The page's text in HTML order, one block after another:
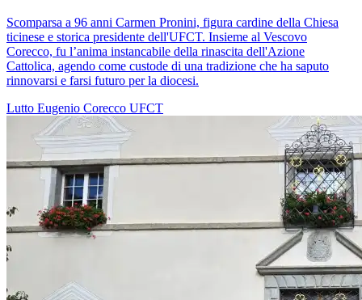
Scomparsa a 96 anni Carmen Pronini, figura cardine della Chiesa
ticinese e storica presidente dell'UFCT. Insieme al Vescovo
Corecco, fu l’anima instancabile della rinascita dell'Azione
Cattolica, agendo come custode di una tradizione che ha saputo
rinnovarsi e farsi futuro per la diocesi.
Lutto Eugenio Corecco UFCT